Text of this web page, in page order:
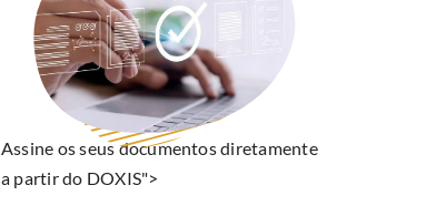
Assine os seus documentos diretamente
a partir do DOXIS">